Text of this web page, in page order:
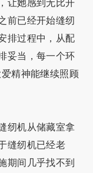
前已经开始缝纫
排过程中，从配
妥当，每一个环
精神能继续照顾
纫机从储藏室拿
缝纫机已经老
期间几乎找不到